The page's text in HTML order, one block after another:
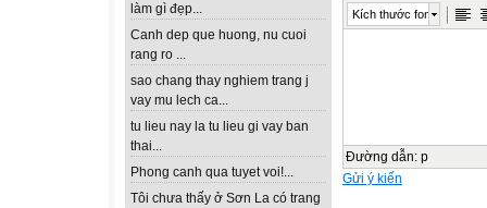
làm gì đẹp...
Canh dep que huong, nu cuoi
rang ro ...
sao chang thay nghiem trang j
vay mu lech ca...
tu lieu nay la tu lieu gi vay ban
thai...
Phong canh qua tuyet voi!...
Tôi chưa thấy ở Sơn La có trang
Kích thước font
Đường dẫn: p
Gửi ý kiến